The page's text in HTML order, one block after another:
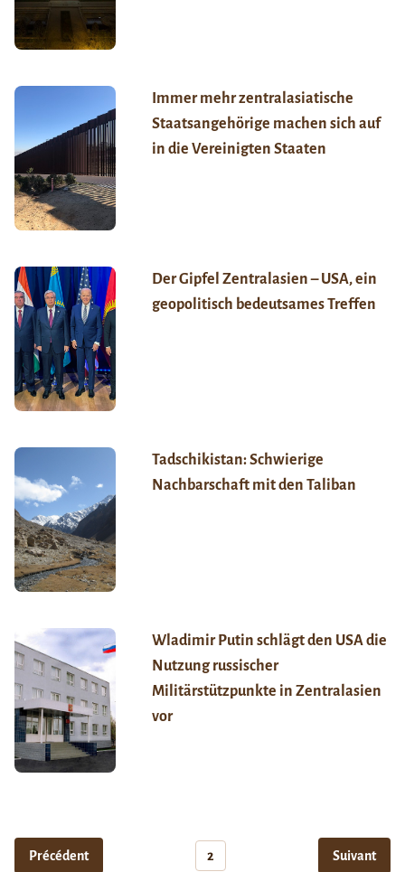
Immer mehr zentralasiatische
Staatsangehörige machen sich auf
in die Vereinigten Staaten
Der Gipfel Zentralasien – USA, ein
geopolitisch bedeutsames Treffen
Tadschikistan: Schwierige
Nachbarschaft mit den Taliban
Wladimir Putin schlägt den USA die
Nutzung russischer
Militärstützpunkte in Zentralasien
vor
Précédent 2 Suivant